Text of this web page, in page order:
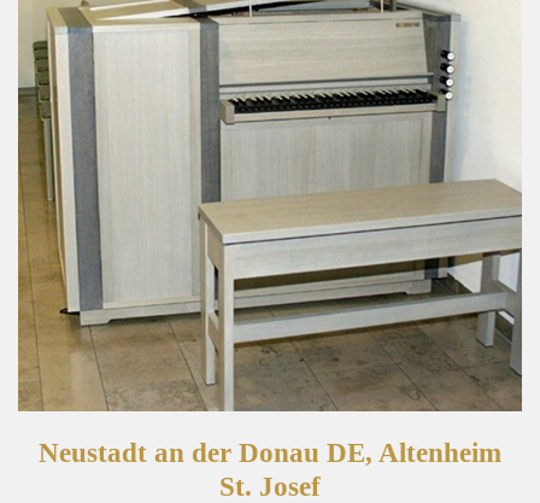
Neustadt an der Donau DE, Altenheim
St. Josef